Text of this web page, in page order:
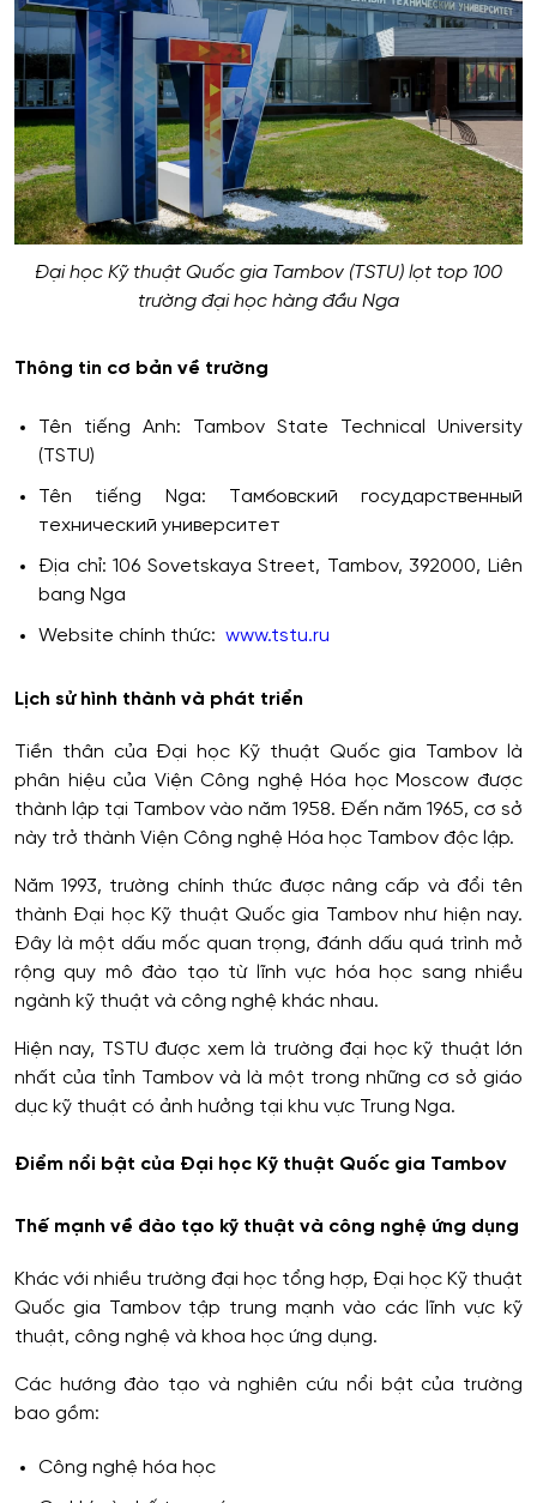
Đại học Kỹ thuật Quốc gia Tambov (TSTU) lọt top 100
trường đại học hàng đầu Nga
Thông tin cơ bản về trường
Tên tiếng Anh: Tambov State Technical University
(TSTU)
Tên tiếng Nga: Тамбовский государственный
технический университет
Địa chỉ: 106 Sovetskaya Street, Tambov, 392000, Liên
bang Nga
Website chính thức: www.tstu.ru
Lịch sử hình thành và phát triển
Tiền thân của Đại học Kỹ thuật Quốc gia Tambov là
phân hiệu của Viện Công nghệ Hóa học Moscow được
thành lập tại Tambov vào năm 1958. Đến năm 1965, cơ sở
này trở thành Viện Công nghệ Hóa học Tambov độc lập.
Năm 1993, trường chính thức được nâng cấp và đổi tên
thành Đại học Kỹ thuật Quốc gia Tambov như hiện nay.
Đây là một dấu mốc quan trọng, đánh dấu quá trình mở
rộng quy mô đào tạo từ lĩnh vực hóa học sang nhiều
ngành kỹ thuật và công nghệ khác nhau.
Hiện nay, TSTU được xem là trường đại học kỹ thuật lớn
nhất của tỉnh Tambov và là một trong những cơ sở giáo
dục kỹ thuật có ảnh hưởng tại khu vực Trung Nga.
Điểm nổi bật của Đại học Kỹ thuật Quốc gia Tambov
Thế mạnh về đào tạo kỹ thuật và công nghệ ứng dụng
Khác với nhiều trường đại học tổng hợp, Đại học Kỹ thuật
Quốc gia Tambov tập trung mạnh vào các lĩnh vực kỹ
thuật, công nghệ và khoa học ứng dụng.
Các hướng đào tạo và nghiên cứu nổi bật của trường
bao gồm:
Công nghệ hóa học